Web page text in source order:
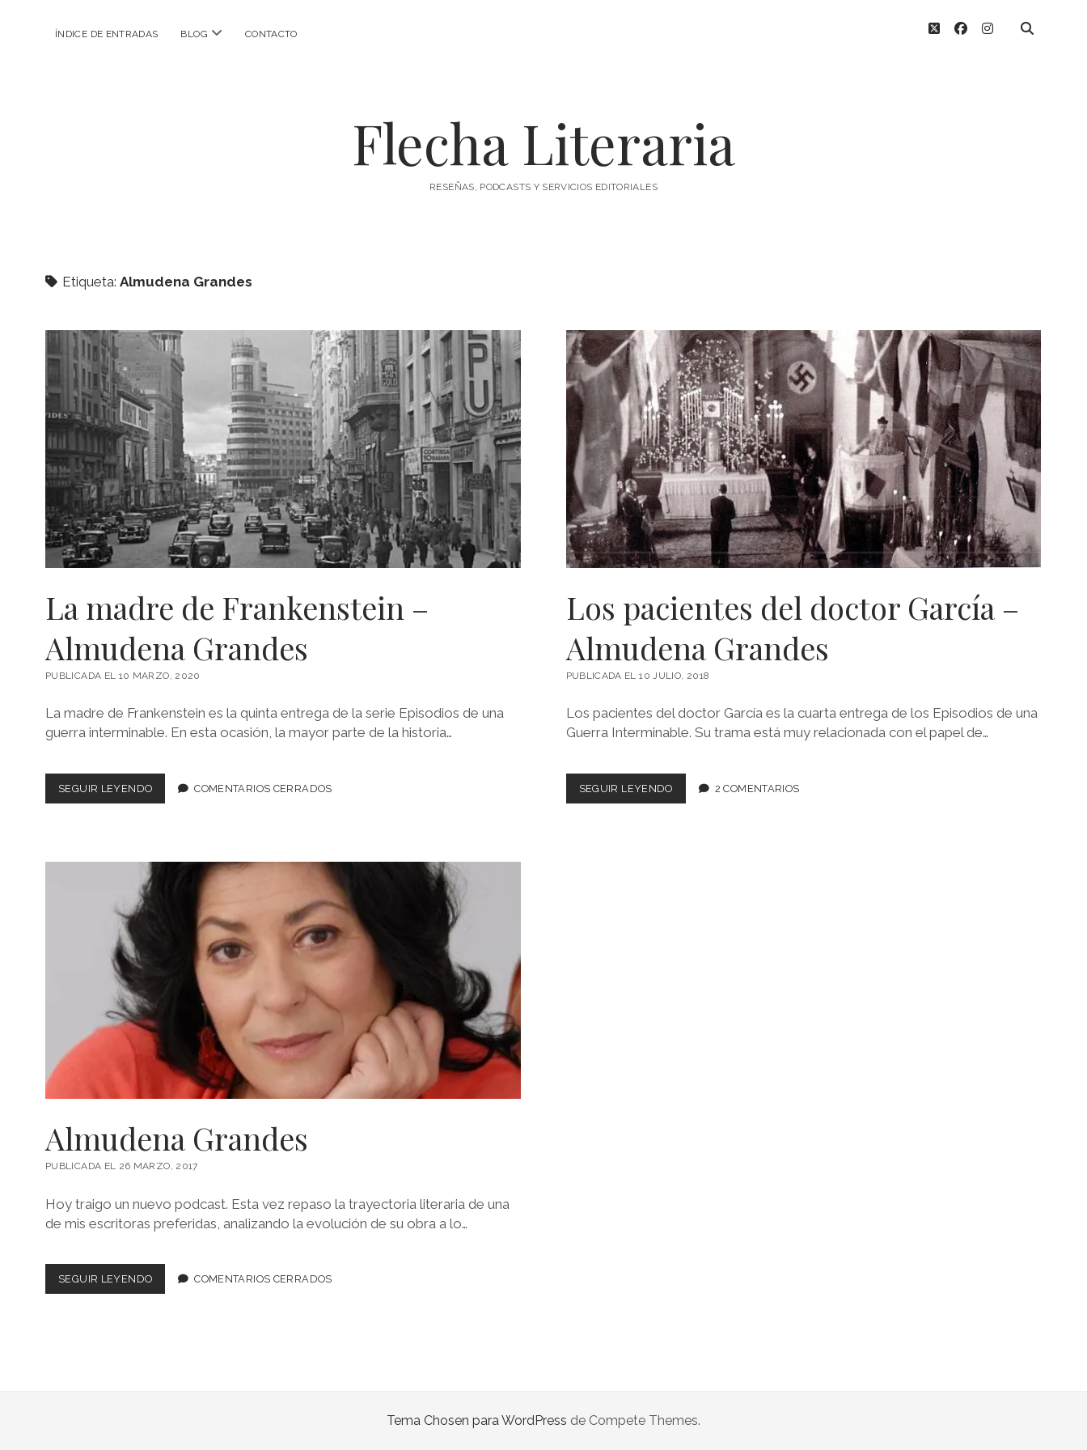
ÍNDICE DE ENTRADAS BLOG abrir
CONTACTO twitterfacebook
instagram
Flecha Literaria
RESEÑAS, PODCASTS Y SERVICIOS EDITORIALES
Etiqueta: Almudena Grandes
La madre de Frankenstein –
Almudena Grandes
PUBLICADA EL 10 MARZO, 2020
La madre de Frankenstein es la quinta entrega de la serie Episodios de una
guerra interminable. En esta ocasión, la mayor parte de la historia…
SEGUIR LEYENDOLA
MADRE
ALMUDENA
GRANDES
COMENTARIOS CERRADOS
Los pacientes del doctor García –
Almudena Grandes
PUBLICADA EL 10 JULIO, 2018
Los pacientes del doctor García es la cuarta entrega de los Episodios de una
Guerra Interminable. Su trama está muy relacionada con el papel de…
SEGUIR LEYENDOLOS
PACIENTES
2 COMENTARIOS
Almudena Grandes
PUBLICADA EL 26 MARZO, 2017
Hoy traigo un nuevo podcast. Esta vez repaso la trayectoria literaria de una
de mis escritoras preferidas, analizando la evolución de su obra a lo…
SEGUIR LEYENDOALMUDENA
GRANDES
COMENTARIOS CERRADOS
Tema Chosen para WordPress de Compete Themes.